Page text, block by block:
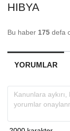
HIBYA
Bu haber 175 defa
YORUMLAR